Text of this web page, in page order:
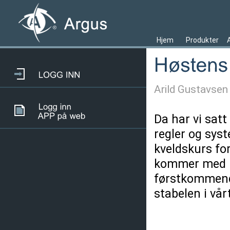
Hjem Produkter
Arild
Da har vi
regler og
kveldskurs
kommer
stabelen i